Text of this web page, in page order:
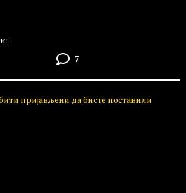
7
пријављени да бисте поставили